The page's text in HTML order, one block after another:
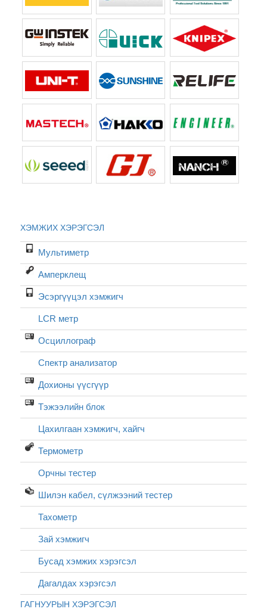
ХЭМЖИХ ХЭРЭГСЭЛ
Мультиметр
Амперклещ
Эсэргүүцэл хэмжигч
LCR метр
Осциллограф
Спектр анализатор
Дохионы үүсгүүр
Тэжээлийн блок
Цахилгаан хэмжигч, хайгч
Термометр
Орчны тестер
Шилэн кабел, cүлжээний тестер
Тахометр
Зай хэмжигч
Бусад хэмжих хэрэгсэл
Дагалдах хэрэгсэл
ГАГНУУРЫН ХЭРЭГСЭЛ